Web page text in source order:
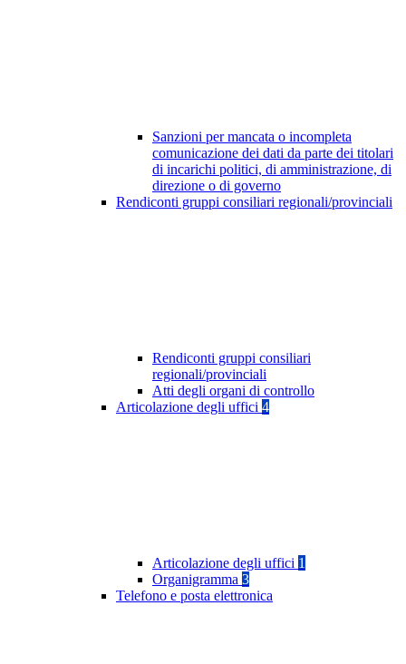
Sanzioni per mancata o incompleta
comunicazione dei dati da parte dei titolari
di incarichi politici, di amministrazione, di
direzione o di governo
Rendiconti gruppi consiliari regionali/provinciali
Rendiconti gruppi consiliari
regionali/provinciali
Atti degli organi di controllo
Articolazione degli uffici 4
Articolazione degli uffici 1
Organigramma 3
Telefono e posta elettronica